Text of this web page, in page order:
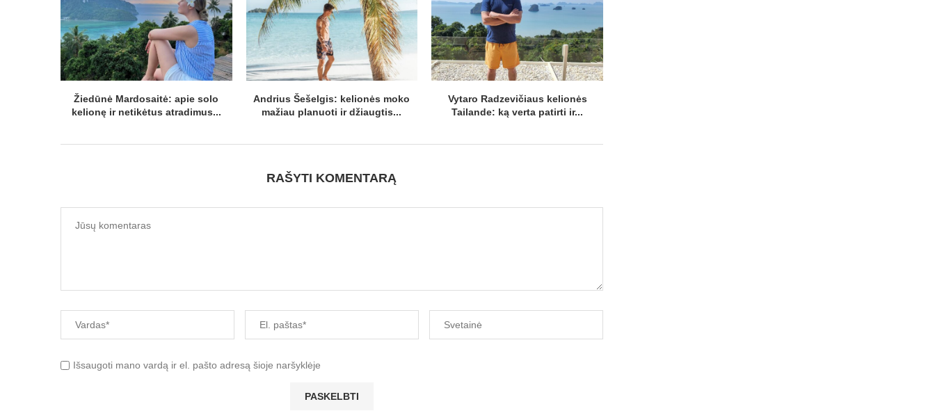
Žiedūnė Mardosaitė: apie solo
kelionę ir netikėtus atradimus...
Andrius Šešelgis: kelionės moko
mažiau planuoti ir džiaugtis...
Vytaro Radzevičiaus kelionės
Tailande: ką verta patirti ir...
RAŠYTI KOMENTARĄ
Išsaugoti mano vardą ir el. pašto adresą šioje naršyklėje